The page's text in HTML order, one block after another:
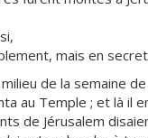
mais en
de la semaine
au Temple ; et là il
de Jérusalem